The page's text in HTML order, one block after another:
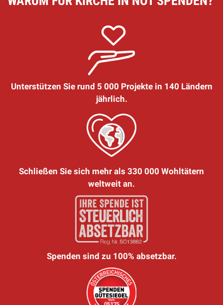
Unterstützen Sie rund 5 000 Projekte in 140 Ländern
jährlich.
Schließen Sie sich mehr als 330 000 Wohltätern
weltweit an.
Spenden sind zu 100% absetzbar.